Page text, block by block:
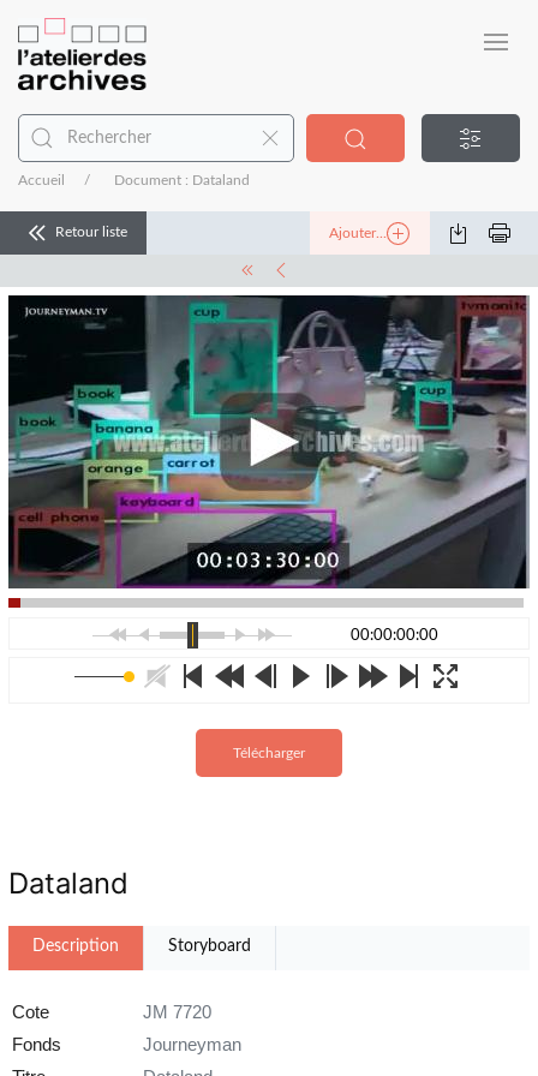
Accueil Document : Dataland
Retour liste Ajouter...
00:00:00:00
Télécharger
Dataland
Description Storyboard
Cote
JM 7720
Fonds
Journeyman